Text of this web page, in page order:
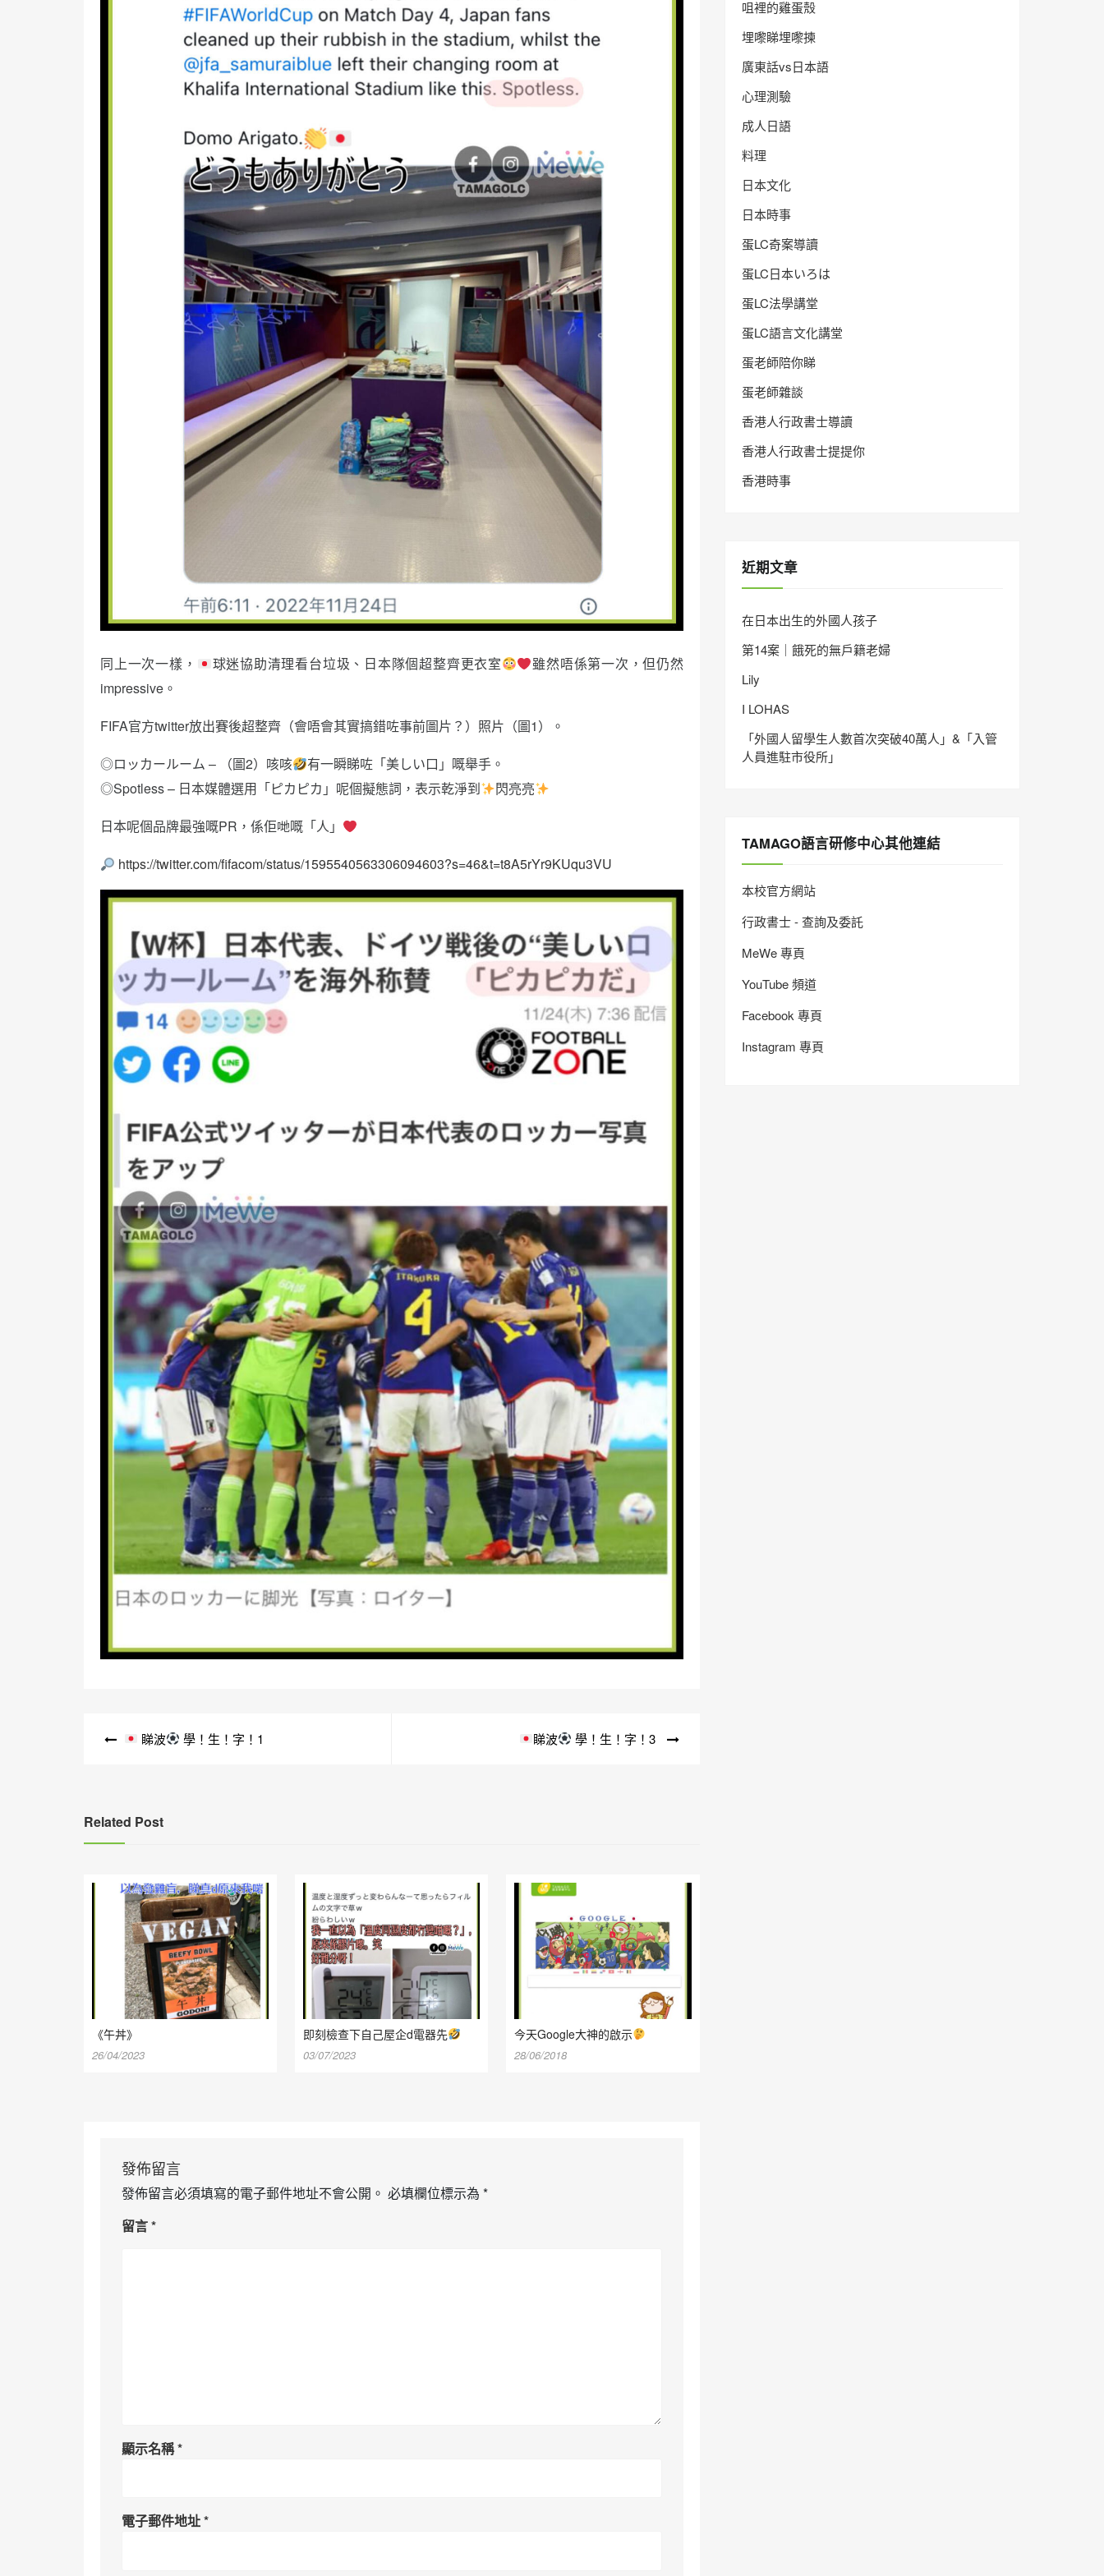
同上一次一樣， 球迷協助清理看台垃圾、日本隊個超整齊更衣室
雖然唔係第一次，但仍然
impressive。
FIFA官方twitter放出賽後超整齊（會唔會其實搞錯咗事前圖片？）照片（圖1）。
◎ロッカールーム – （圖2）咳咳
有一瞬睇咗「美しい口」嘅舉手。
◎Spotless – 日本媒體選用「ピカピカ」呢個擬態詞，表示乾淨到
閃亮亮
日本呢個品牌最強嘅PR，係佢哋嘅「人」
https://twitter.com/fifacom/status/1595540563306094603?s=46&t=t8A5rYr9KUqu3VU
睇波 學！生！字！1 睇波 學！生！字！3
Related Post
《午丼》
26/04/2023
即刻檢查下自己屋企d電器先
03/07/2023
今天Google大神的啟示
28/06/2018
發佈留言
發佈留言必須填寫的電子郵件地址不會公開。 必填欄位標示為 *
留言*
顯示名稱*
電子郵件地址*
咀裡的雞蛋殼
埋嚟睇埋嚟揀
廣東話vs日本語
心理測驗
成人日語
料理
日本文化
日本時事
蛋LC奇案導讀
蛋LC日本いろは
蛋LC法學講堂
蛋LC語言文化講堂
蛋老師陪你睇
蛋老師雜談
香港人行政書士導讀
香港人行政書士提提你
香港時事
近期文章
在日本出生的外國人孩子
第14案｜餓死的無戶籍老婦
Lily
I LOHAS
「外國人留學生人數首次突破40萬人」&「入管
人員進駐市役所」
TAMAGO語言研修中心其他連結
本校官方網站
行政書士 - 查詢及委託
MeWe 專頁
YouTube 頻道
Facebook 專頁
Instagram 專頁